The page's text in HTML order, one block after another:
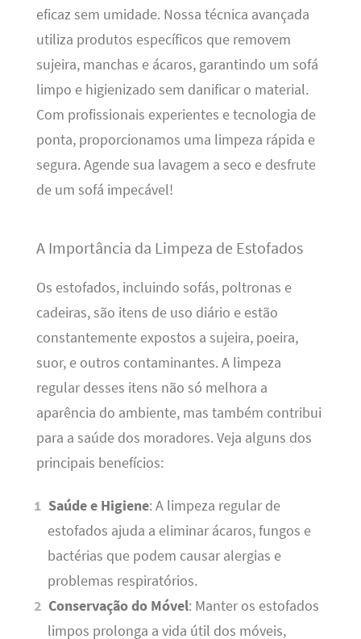
eficaz sem umidade. Nossa técnica avançada
utiliza produtos específicos que removem
sujeira, manchas e ácaros, garantindo um sofá
limpo e higienizado sem danificar o material.
Com profissionais experientes e tecnologia de
ponta, proporcionamos uma limpeza rápida e
segura. Agende sua lavagem a seco e desfrute
de um sofá impecável!
A Importância da Limpeza de Estofados
Os estofados, incluindo sofás, poltronas e
cadeiras, são itens de uso diário e estão
constantemente expostos a sujeira, poeira,
suor, e outros contaminantes. A limpeza
regular desses itens não só melhora a
aparência do ambiente, mas também contribui
para a saúde dos moradores. Veja alguns dos
principais benefícios:
Saúde e Higiene: A limpeza regular de
estofados ajuda a eliminar ácaros, fungos e
bactérias que podem causar alergias e
problemas respiratórios.
Conservação do Móvel: Manter os estofados
limpos prolonga a vida útil dos móveis,